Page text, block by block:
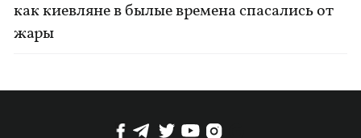
как киевляне в былые времена спасались от
жары